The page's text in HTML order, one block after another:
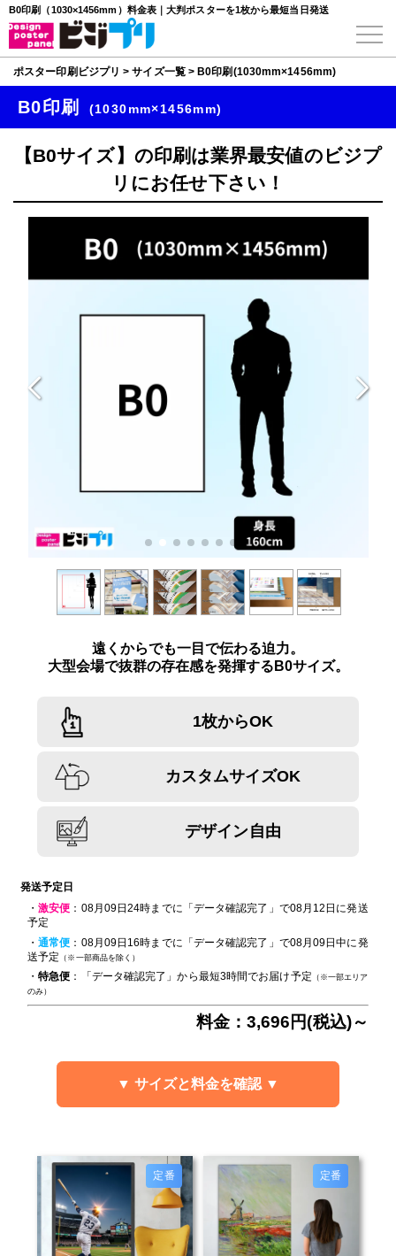
B0印刷（1030×1456mm）料金表｜大判ポスターを1枚から最短当日発送
ポスター印刷ビジプリ >サイズ一覧> B0印刷(1030mm×1456mm)
B0印刷 (1030mm×1456mm)
【B0サイズ】の印刷は業界最安値のビジプ
リにお任せ下さい！
遠くからでも一目で伝わる迫力。
大型会場で抜群の存在感を発揮するB0サイズ。
1枚からOK
カスタムサイズOK
デザイン自由
発送予定日
・激安便 ：08月09日24時までに「データ確認完了」で08月12日に発送
予定
・通常便 ：08月09日16時までに「データ確認完了」で08月09日中に発
送予定 （※一部商品を除く）
・特急便 ：「データ確認完了」から最短3時間でお届け予定 （※一部エリア
のみ）
料金：3,696円(税込)～
▼ サイズと料金を確認 ▼
定番 定番